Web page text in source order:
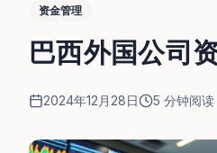
资金管理
巴西外国公司
2024年12月28日 5 分钟阅读